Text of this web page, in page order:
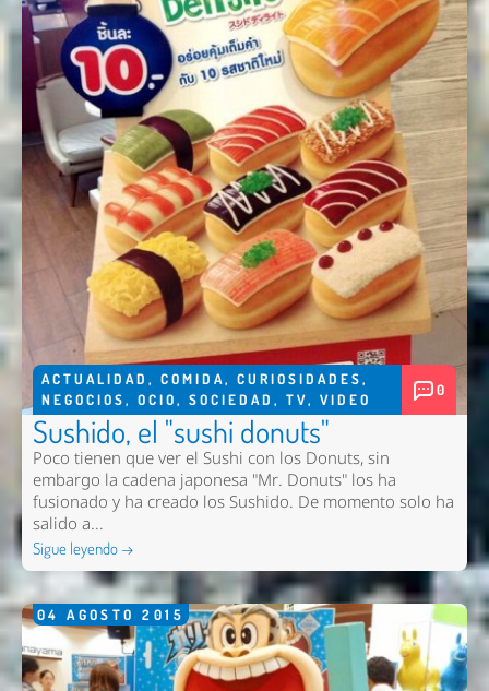
ACTUALIDAD , COMIDA, CURIOSIDADES,
NEGOCIOS, OCIO, SOCIEDAD , TV, VIDEO
0
Sushido, el "sushi donuts"
Poco tienen que ver el Sushi con los Donuts, sin
embargo la cadena japonesa "Mr. Donuts" los ha
fusionado y ha creado los Sushido. De momento solo ha
salido a...
Sigue leyendo →
04 AGOSTO 2015